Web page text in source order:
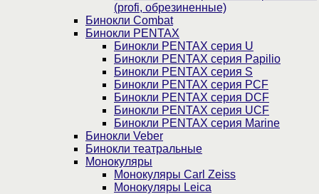
(profi, обрезиненные)
Бинокли Combat
Бинокли PENTAX
Бинокли PENTAX серия U
Бинокли PENTAX серия Papilio
Бинокли PENTAX серия S
Бинокли PENTAX серия PCF
Бинокли PENTAX серия DCF
Бинокли PENTAX серия UCF
Бинокли PENTAX серия Marine
Бинокли Veber
Бинокли театральные
Монокуляры
Монокуляры Carl Zeiss
Монокуляры Leica